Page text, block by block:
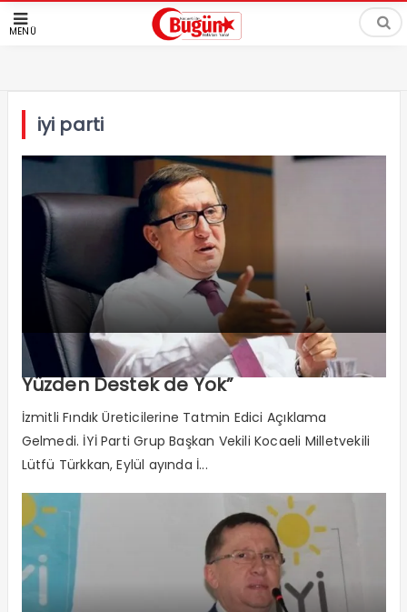
MENÜ
iyi parti
“İzmit’te Fındık Üretimine İzin Yok Bu
Yüzden Destek de Yok”
İzmitli Fındık Üreticilerine Tatmin Edici Açıklama
Gelmedi. İYİ Parti Grup Başkan Vekili Kocaeli Milletvekili
Lütfü Türkkan, Eylül ayında İ...